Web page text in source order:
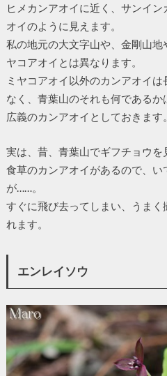
ヒメカンアオイに近く、サンイ
オイのように見えます。
私の地元の大文字山や、金剛山地
ヤコアオイとは異なります。
ミヤコアオイ以外のカンアオイ
なく、青葉山のそれも何であるか
広義のカンアオイとしておきます。
実は、昔、青葉山でギフチョウを
食草のカンアオイがあるので、
が……。
すぐに飛び去ってしまい、うまく
れます。
エンレイソウ